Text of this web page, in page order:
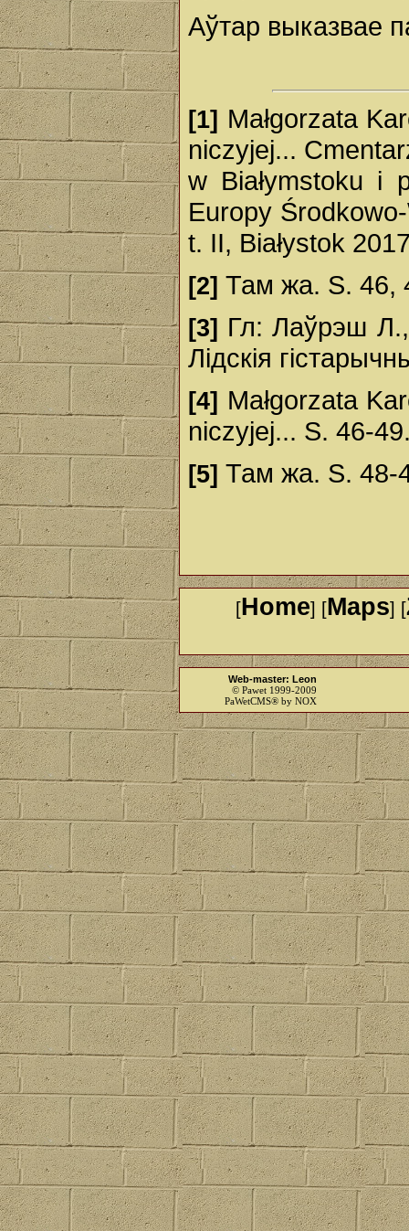
Аўтар выказвае
[1] Małgorzata
niczyjej...
w Białymstoku i
Europy
t. II, Białystok
[2] Там жа. S. 46,
[3] Гл: Лаўрэш
Лідскія
[4] Małgorzata
niczyjej... S. 46-
[5] Там жа. S. 48-
[Home] [Maps] [
Web-master: Leon
© Pawet 1999-2009
PaWetCMS® by NOX